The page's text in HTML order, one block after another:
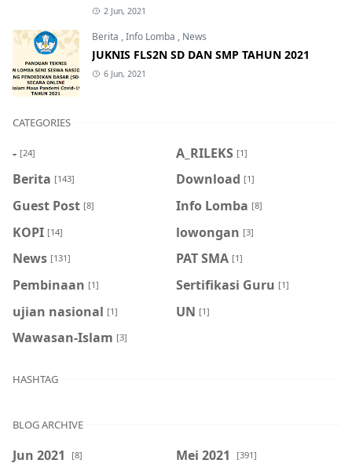
2 Jun, 2021
Berita ,Info Lomba , News
JUKNIS FLS2N SD DAN SMP TAHUN 2021
6 Jun, 2021
CATEGORIES
- [24] A_RILEKS [1]
Berita [143] Download [1]
Guest Post [8] Info Lomba [8]
KOPI [14] lowongan [3]
News [131] PAT SMA [1]
Pembinaan [1] Sertifikasi Guru [1]
ujian nasional [1] UN [1]
Wawasan-Islam [3]
HASHTAG
BLOG ARCHIVE
Jun 2021 [8] Mei 2021 [391]